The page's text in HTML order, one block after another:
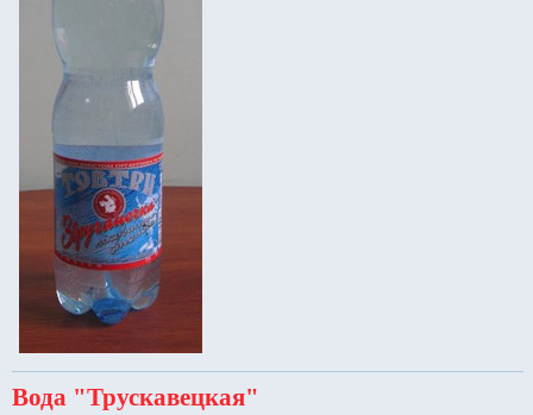
Вода "Трускавецкая"